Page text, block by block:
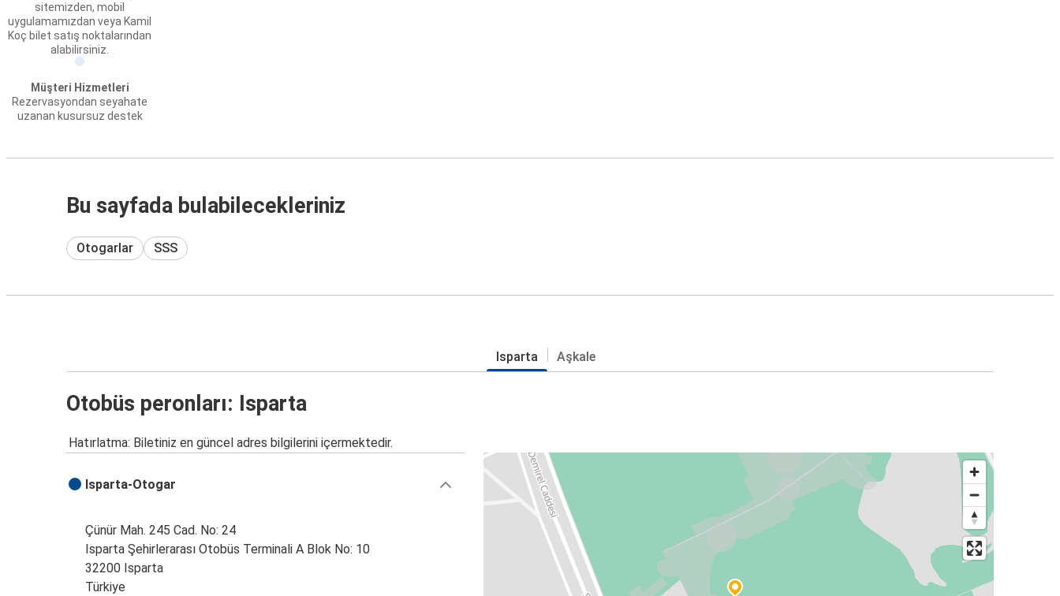
sitemizden, mobil
uygulamamızdan veya Kamil
Koç bilet satış noktalarından
alabilirsiniz.
Müşteri Hizmetleri
Rezervasyondan seyahate
uzanan kusursuz destek
Bu sayfada bulabilecekleriniz
Otogarlar SSS
Isparta Aşkale
Otobüs peronları: Isparta
Hatırlatma: Biletiniz en güncel adres bilgilerini içermektedir.
Isparta-Otogar
Çünür Mah. 245 Cad. No: 24
Isparta Şehirlerarası Otobüs Terminali A Blok No: 10
32200 Isparta
Türkiye